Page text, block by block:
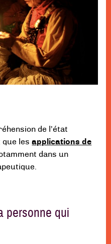
de l’état
que lesapplications de
dans un
personne qui